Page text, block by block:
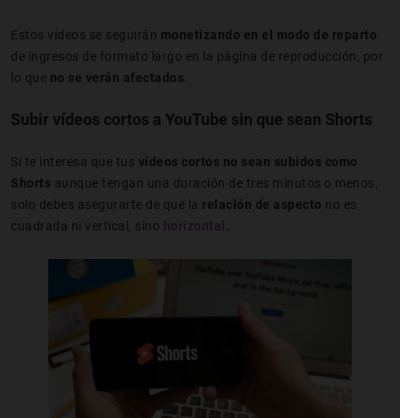
Estos vídeos se seguirán monetizando en el modo de reparto
de ingresos de formato largo en la página de reproducción, por
lo que no se verán afectados.
Subir vídeos cortos a YouTube sin que sean Shorts
Si te interesa que tus vídeos cortos no sean subidos como
Shorts aunque tengan una duración de tres minutos o menos,
solo debes asegurarte de que la relación de aspecto no es
cuadrada ni vertical, sino horizontal .